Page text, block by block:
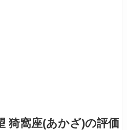
猗窩座(あかざ)の評価